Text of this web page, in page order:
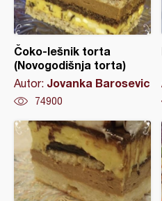
Čoko-lešnik torta
(Novogodišnja torta)
Autor: Jovanka Barosevic
74900